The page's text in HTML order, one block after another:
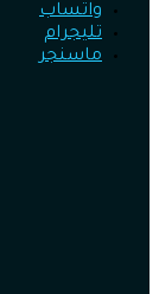
واتساب
تليجرام
ماسنجر